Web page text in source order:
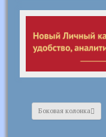
Боковая колонка